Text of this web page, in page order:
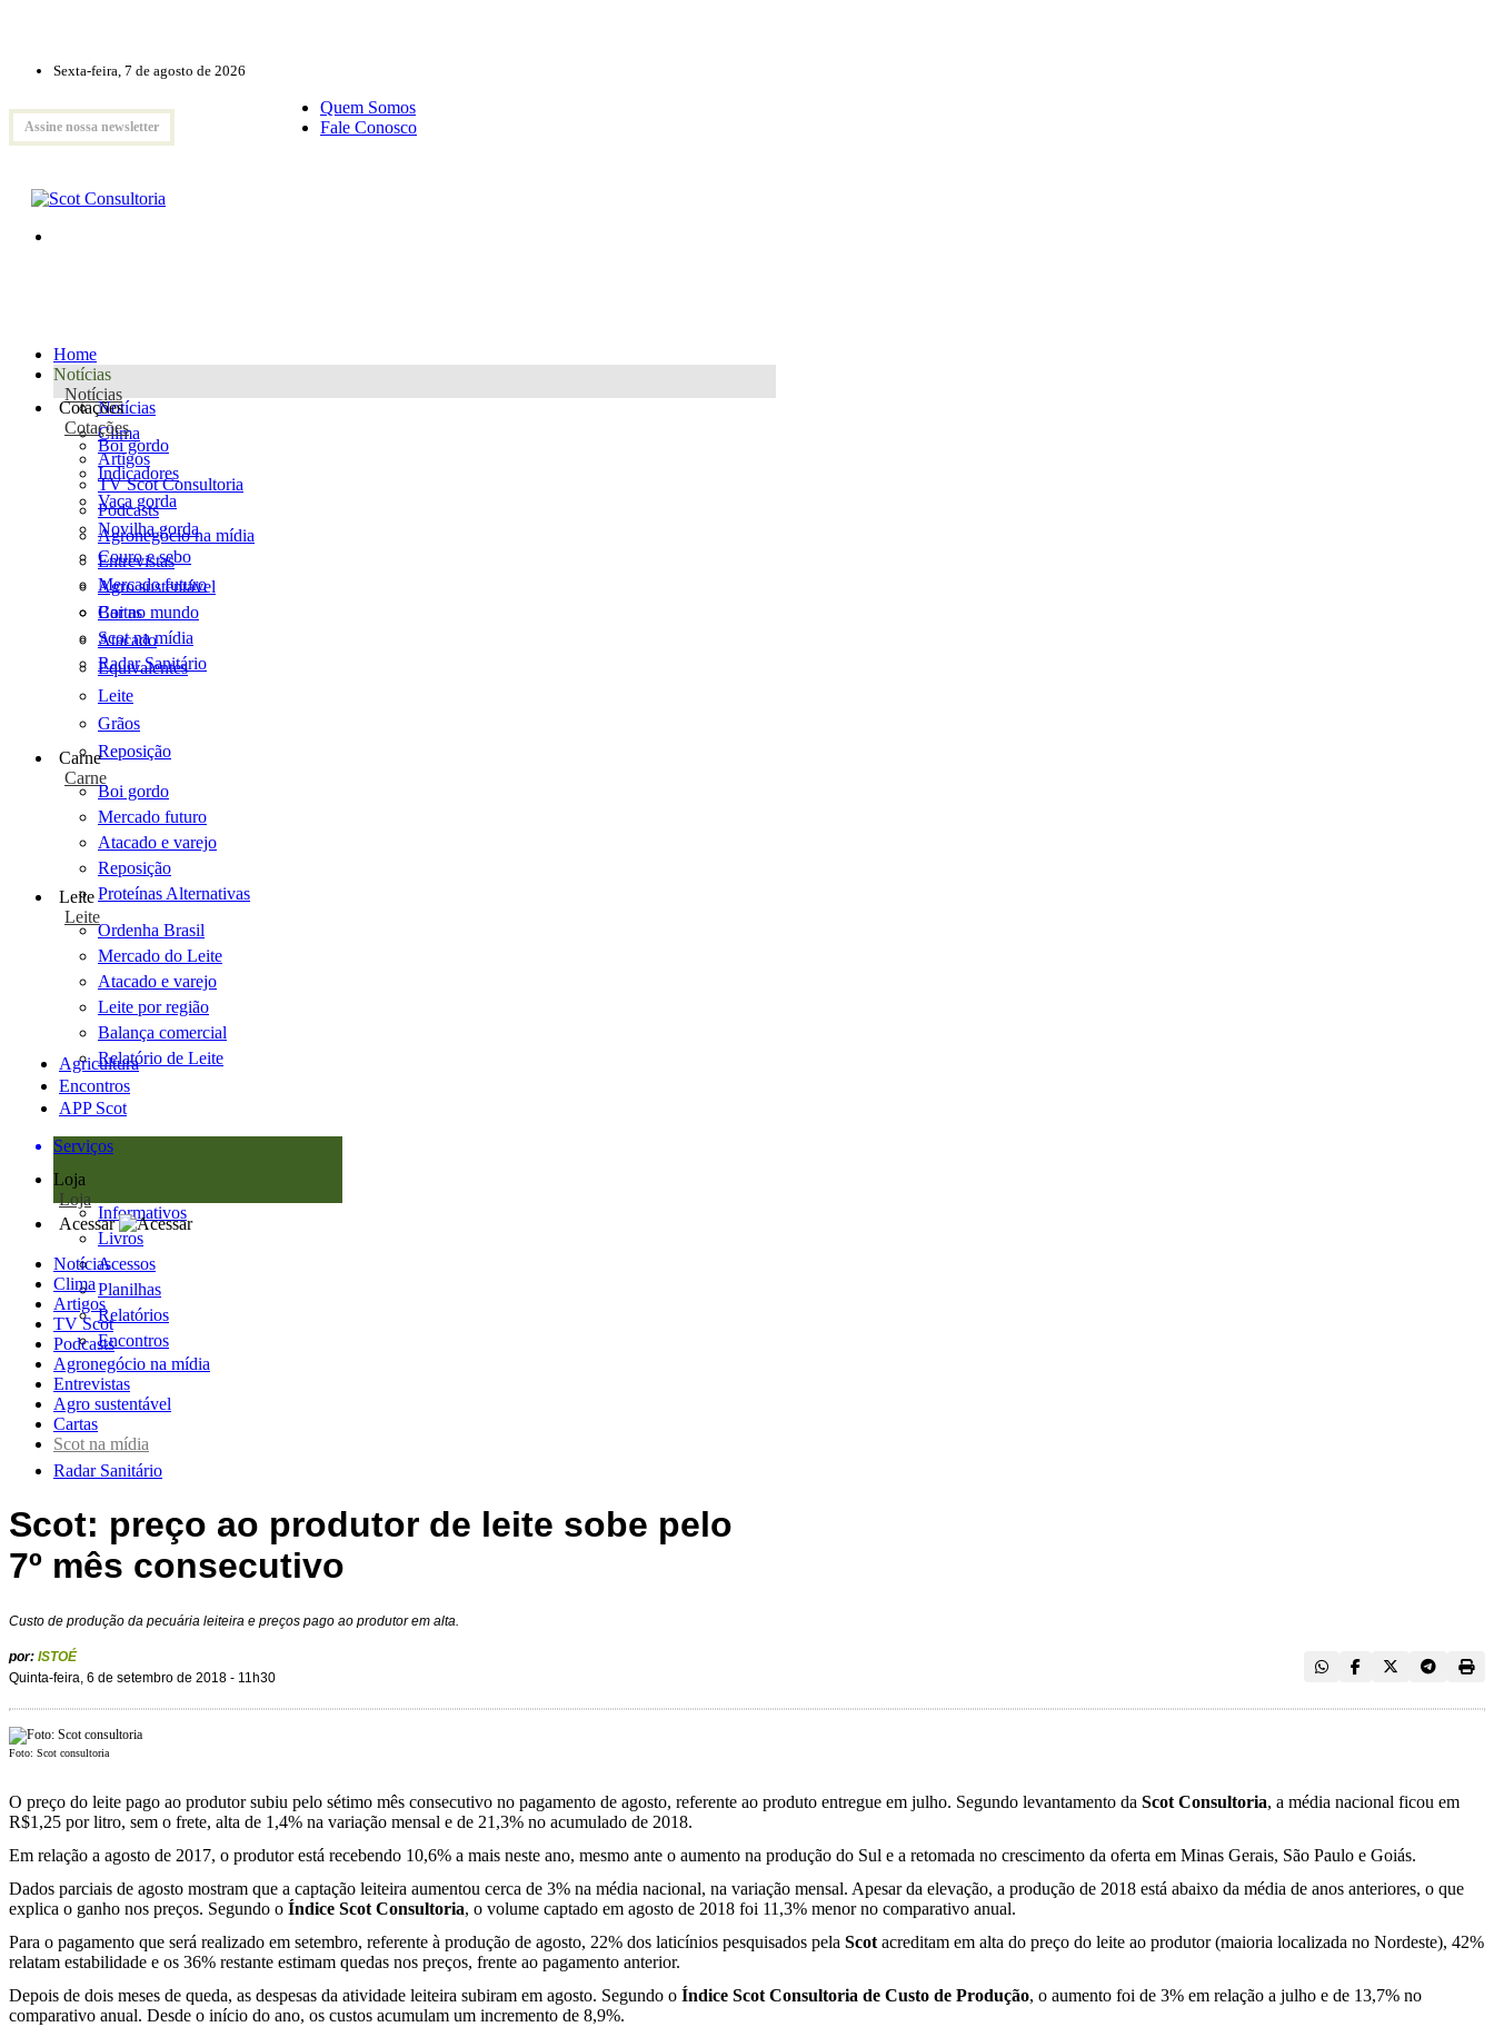
Sexta-feira, 7 de agosto de 2026
Assine nossa newsletter
Quem Somos
Fale Conosco
Home
Notícias
Notícias
Notícias
Clima
Artigos
TV Scot Consultoria
Podcasts
Agronegócio na mídia
Entrevistas
Agro sustentável
Cartas
Scot na mídia
Radar Sanitário
Cotações
Cotações
Boi gordo
Indicadores
Vaca gorda
Novilha gorda
Couro e sebo
Mercado futuro
Boi no mundo
Atacado
Equivalentes
Leite
Grãos
Reposição
Carne
Carne
Boi gordo
Mercado futuro
Atacado e varejo
Reposição
Proteínas Alternativas
Leite
Leite
Ordenha Brasil
Mercado do Leite
Atacado e varejo
Leite por região
Balança comercial
Relatório de Leite
Agricultura
Encontros
APP Scot
Serviços
Loja
Loja
Informativos
Livros
Acessos
Planilhas
Relatórios
Encontros
Acessar
Notícias
Clima
Artigos
TV Scot
Podcasts
Agronegócio na mídia
Entrevistas
Agro sustentável
Cartas
Scot na mídia
Radar Sanitário
Scot: preço ao produtor de leite sobe pelo
7º mês consecutivo
Custo de produção da pecuária leiteira e preços pago ao produtor em alta.
por: ISTOÉ
Quinta-feira, 6 de setembro de 2018 - 11h30
Foto: Scot consultoria
O preço do leite pago ao produtor subiu pelo sétimo mês consecutivo no pagamento de agosto, referente ao produto entregue em julho. Segundo levantamento da Scot Consultoria, a média nacional ficou em
R$1,25 por litro, sem o frete, alta de 1,4% na variação mensal e de 21,3% no acumulado de 2018.
Em relação a agosto de 2017, o produtor está recebendo 10,6% a mais neste ano, mesmo ante o aumento na produção do Sul e a retomada no crescimento da oferta em Minas Gerais, São Paulo e Goiás.
Dados parciais de agosto mostram que a captação leiteira aumentou cerca de 3% na média nacional, na variação mensal. Apesar da elevação, a produção de 2018 está abaixo da média de anos anteriores, o que
explica o ganho nos preços. Segundo o Índice Scot Consultoria, o volume captado em agosto de 2018 foi 11,3% menor no comparativo anual.
Para o pagamento que será realizado em setembro, referente à produção de agosto, 22% dos laticínios pesquisados pela Scot acreditam em alta do preço do leite ao produtor (maioria localizada no Nordeste), 42%
relatam estabilidade e os 36% restante estimam quedas nos preços, frente ao pagamento anterior.
Depois de dois meses de queda, as despesas da atividade leiteira subiram em agosto. Segundo o Índice Scot Consultoria de Custo de Produção, o aumento foi de 3% em relação a julho e de 13,7% no
comparativo anual. Desde o início do ano, os custos acumulam um incremento de 8,9%.